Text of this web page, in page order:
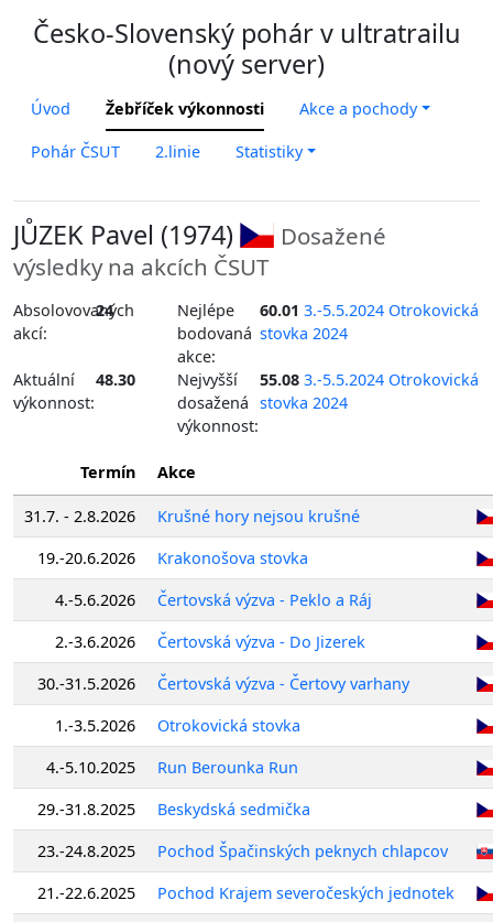
Česko-Slovenský pohár v ultratrailu
(nový server)
Úvod Žebříček výkonnosti Akce a pochody
Pohár ČSUT 2.linie Statistiky
JŮZEK Pavel (1974)
Dosažené
výsledky na akcích ČSUT
Absolovovaných
akcí:
24
Nejlépe
bodovaná
akce:
60.01 3.-5.5.2024 Otrokovická
stovka 2024
Aktuální
výkonnost:
48.30
Nejvyšší
dosažená
výkonnost:
55.08 3.-5.5.2024 Otrokovická
stovka 2024
Termín Akce
31.7. - 2.8.2026
Krušné hory nejsou krušné
19.-20.6.2026
Krakonošova stovka
4.-5.6.2026
Čertovská výzva - Peklo a Ráj
2.-3.6.2026
Čertovská výzva - Do Jizerek
30.-31.5.2026
Čertovská výzva - Čertovy varhany
1.-3.5.2026
Otrokovická stovka
4.-5.10.2025
Run Berounka Run
29.-31.8.2025
Beskydská sedmička
23.-24.8.2025
Pochod Špačinských peknych chlapcov
21.-22.6.2025
Pochod Krajem severočeských jednotek